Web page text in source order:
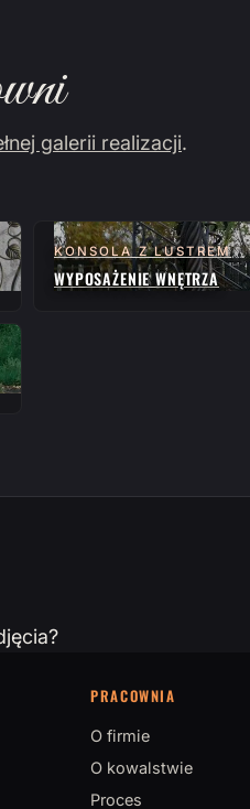
galerii realizacji.
KONSOLA Z LUSTREM
WYPOSAŻENIE WNĘTRZA
PRACOWNIA
O firmie
O kowalstwie
Proces